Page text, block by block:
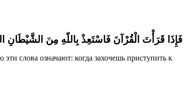
فَإِذَا قَرَأْتَ الْقُرْآنَ فَاسْتَعِذْ بِاللّهِ مِنَ الشَّيْطَانِ
слова означают: когда захочешь приступить к